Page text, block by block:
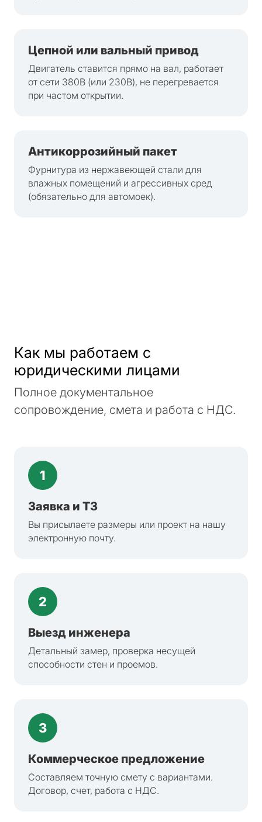
Цепной или вальный привод
Двигатель ставится прямо на вал, работает
от сети 380В (или 230В), не перегревается
при частом открытии.
Антикоррозийный пакет
Фурнитура из нержавеющей стали для
влажных помещений и агрессивных сред
(обязательно для автомоек).
Как мы работаем с
юридическими лицами
Полное документальное
сопровождение, смета и работа с НДС.
1
Заявка и ТЗ
Вы присылаете размеры или проект на нашу
электронную почту.
2
Выезд инженера
Детальный замер, проверка несущей
способности стен и проемов.
3
Коммерческое предложение
Составляем точную смету с вариантами.
Договор, счет, работа с НДС.